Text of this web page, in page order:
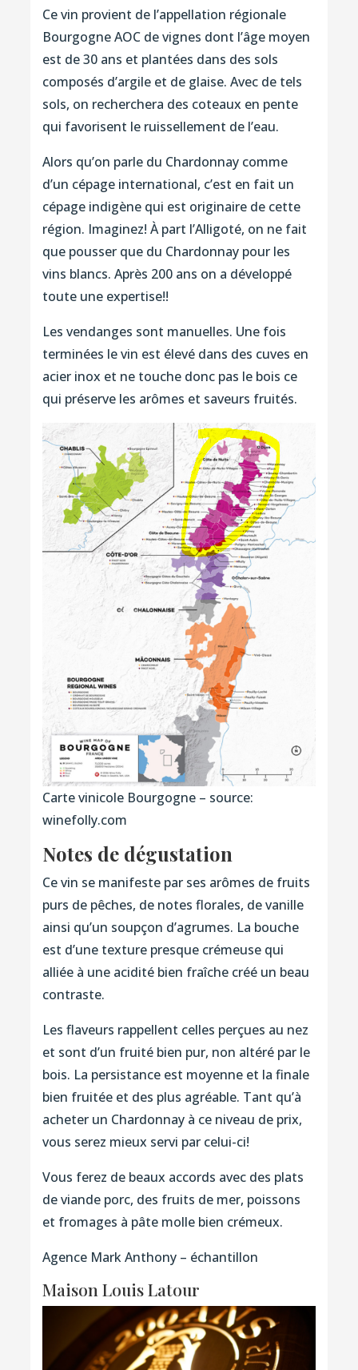
Ce vin provient de l’appellation régionale
Bourgogne AOC de vignes dont l’âge moyen
est de 30 ans et plantées dans des sols
composés d’argile et de glaise. Avec de tels
sols, on recherchera des coteaux en pente
qui favorisent le ruissellement de l’eau.
Alors qu’on parle du Chardonnay comme
d’un cépage international, c’est en fait un
cépage indigène qui est originaire de cette
région. Imaginez! À part l’Alligoté, on ne fait
que pousser que du Chardonnay pour les
vins blancs. Après 200 ans on a développé
toute une expertise!!
Les vendanges sont manuelles. Une fois
terminées le vin est élevé dans des cuves en
acier inox et ne touche donc pas le bois ce
qui préserve les arômes et saveurs fruités.
Carte vinicole Bourgogne – source:
winefolly.com
Notes de dégustation
Ce vin se manifeste par ses arômes de fruits
purs de pêches, de notes florales, de vanille
ainsi qu’un soupçon d’agrumes. La bouche
est d’une texture presque crémeuse qui
alliée à une acidité bien fraîche créé un beau
contraste.
Les flaveurs rappellent celles perçues au nez
et sont d’un fruité bien pur, non altéré par le
bois. La persistance est moyenne et la finale
bien fruitée et des plus agréable. Tant qu’à
acheter un Chardonnay à ce niveau de prix,
vous serez mieux servi par celui-ci!
Vous ferez de beaux accords avec des plats
de viande porc, des fruits de mer, poissons
et fromages à pâte molle bien crémeux.
Agence Mark Anthony – échantillon
Maison Louis Latour